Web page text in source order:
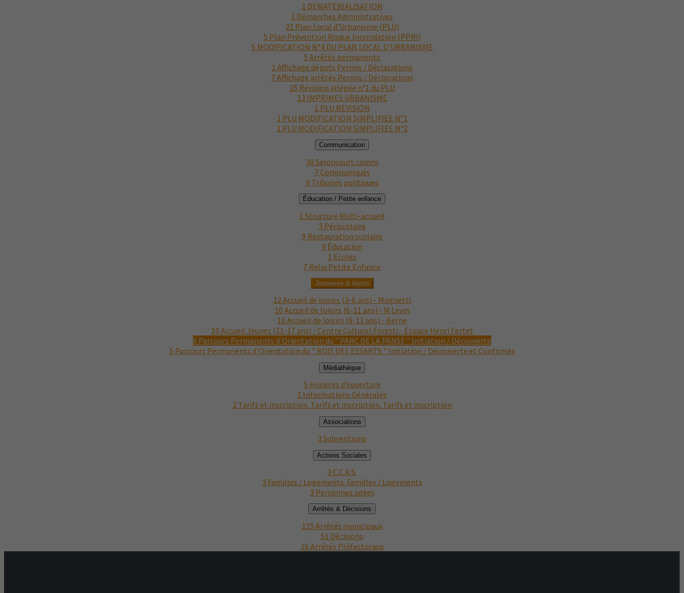
1 DEMATERIALISATION
1 Démarches Administratives
21 Plan Local d’Urbanisme (PLU)
5 Plan Prévention Risque Innondation (PPRI)
5 MODIFICATION N°4 DU PLAN LOCAL D'URBANISME
5 Arrêtés permanents
1 Affichage dépots Permis / Déclarations
7Affichage arrêtés Permis / Déclarations
15 Révision allégée n°1 du PLU
13 IMPRIMES URBANISME
1 PLU REVISION
1 PLU MODIFICATION SIMPLIFIEE N°1
1 PLU MODIFICATION SIMPLIFIEE N°2
Communication
30 Seloncourt.comm
7Communiqués
9 Tribunes politiques
Éducation / Petite enfance
1 Structure Multi-accueil
3 Périscolaire
9 Restauration scolaire
9 Éducation
1 Écoles
7 Relai Petite Enfance
Jeunesse & loisirs
12Accueil de loisirs (3-6 ans) - Mognetti
10 Accueil de loisirs (6-11 ans) - M Levin
10 Accueil de loisirs (6-11 ans) - Berne
10 Accueil Jeunes (11-17 ans) - Centre Culturel Foresti - Espace Henri Fertet
6 Parcours Permanents d'Orientation du " PARC DE LA PANSE " Initiation / Découverte
5 Parcours Permanents d'Orientation du " BOIS DES ESSARTS " Initiation / Découverte et Confirmés
Médiathèque
5 Horaires d’ouverture
1 Informations Générales
2Tarifs et inscription. Tarifs et inscription. Tarifs et inscription
Associations
3 Subventions
Actions Sociales
3 C.C.A.S.
3 Familles / Logements. Familles / Logements
3 Personnes agées
Arrêtés & Décisions
115 Arrêtés municipaux
51 Décisions
16 Arrêtés Préfectoraux